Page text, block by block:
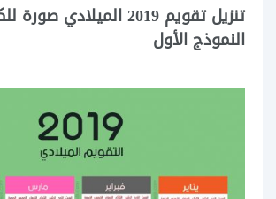
تنزيل تقويم 2019 الميلادي
النموذج الأول